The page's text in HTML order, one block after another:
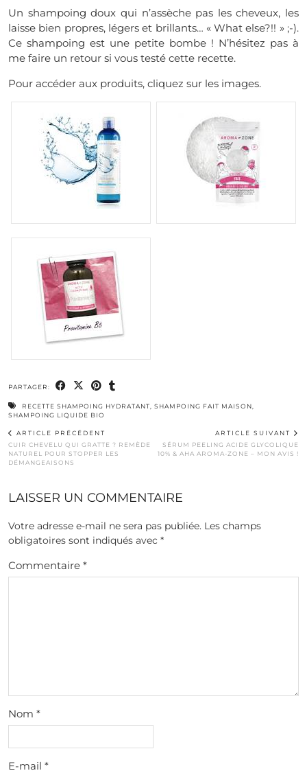
Un shampoing doux qui n’assèche pas les cheveux, les
laisse bien propres, légers et brillants… « What else?!! » ;-).
Ce shampoing est une petite bombe ! N’hésitez pas à
me faire un retour si vous testé cette recette.
Pour accéder aux produits, cliquez sur les images.
PARTAGER:
RECETTE SHAMPOING HYDRATANT SHAMPOING FAIT MAISON
SHAMPOING LIQUIDE BIO
ARTICLE PRÉCÉDENT
CUIR CHEVELU QUI GRATTE ? REMÈDE
NATUREL POUR STOPPER LES
DÉMANGEAISONS
ARTICLE SUIVANT
SÉRUM PEELING ACIDE GLYCOLIQUE
10% & AHA AROMA-ZONE – MON AVIS !
LAISSER UN COMMENTAIRE
Votre adresse e-mail ne sera pas publiée. Les champs
obligatoires sont indiqués avec *
Commentaire *
Nom *
E-mail *